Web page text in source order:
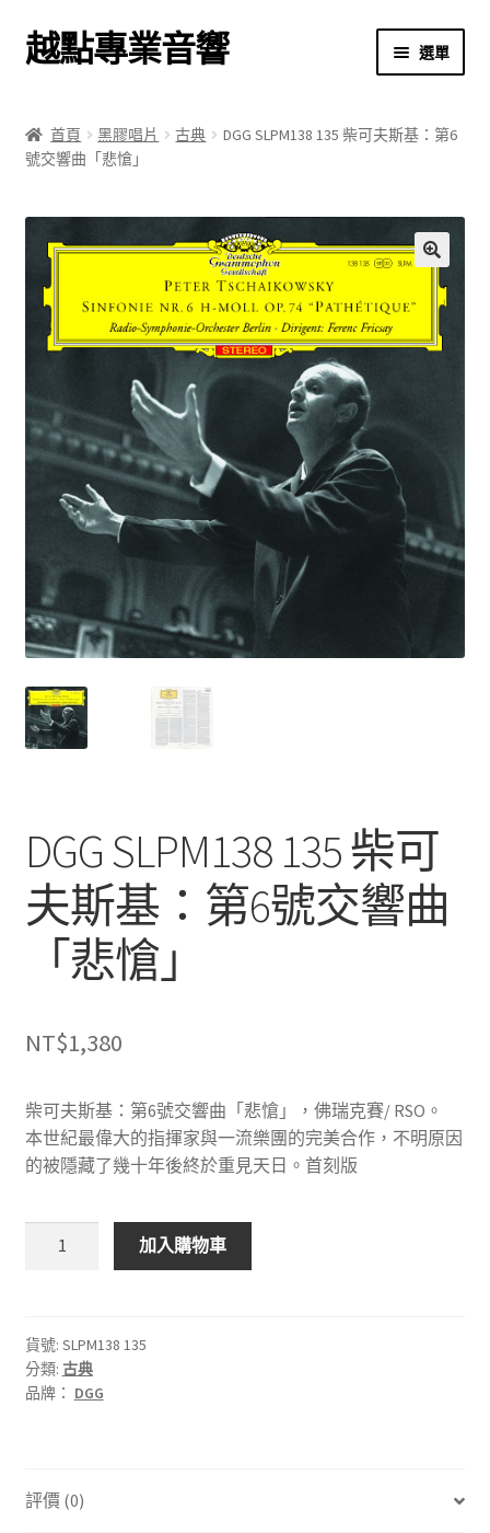
跳
至
覽
列
跳
至
要
內
越點專業音響 選單
商店
關於我們
我的帳號
結帳
購物車
首頁 黑膠唱片 古典
DGG SLPM138 135 柴可夫斯基：第6
號交響曲「悲愴」
🔍
DGG SLPM138 135 柴可
夫斯基：第6號交響曲
「悲愴」
NT$1,380
柴可夫斯基：第6號交響曲「悲愴」，佛瑞克賽/ RSO。
本世紀最偉大的指揮家與一流樂團的完美合作，不明原因
的被隱藏了幾十年後終於重見天日。首刻版
可
夫
斯
號
加入購物車
貨號: SLPM138 135
分類: 古典
品牌： DGG
評價 (0)